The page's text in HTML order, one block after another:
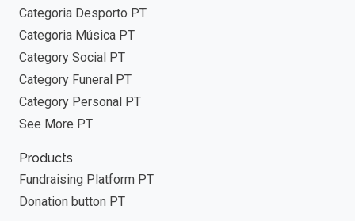
Categoria Desporto PT
Categoria Música PT
Category Social PT
Category Funeral PT
Category Personal PT
See More PT
Products
Fundraising Platform PT
Donation button PT